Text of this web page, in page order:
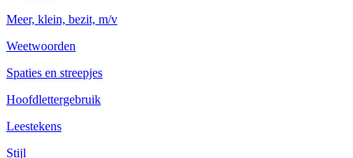
Meer, klein, bezit, m/v
Weetwoorden
Spaties en streepjes
Hoofdlettergebruik
Leestekens
Stijl